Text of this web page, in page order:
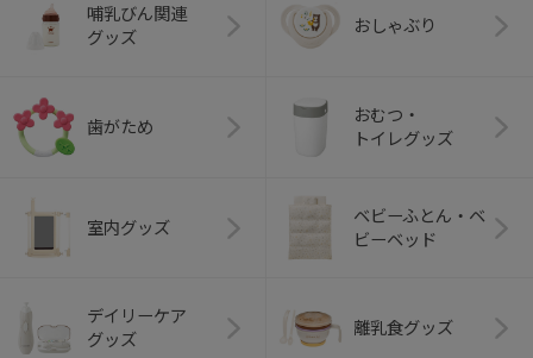
哺乳びん関連
グッズ
おしゃぶり
歯がため
おむつ・
トイレグッズ
室内グッズ
ベビーふとん・ベ
ビーベッド
デイリーケア
グッズ
離乳食グッズ